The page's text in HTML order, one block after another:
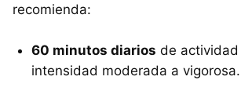
recomienda:
60 minutos diarios de
intensidad moderada a vigorosa.